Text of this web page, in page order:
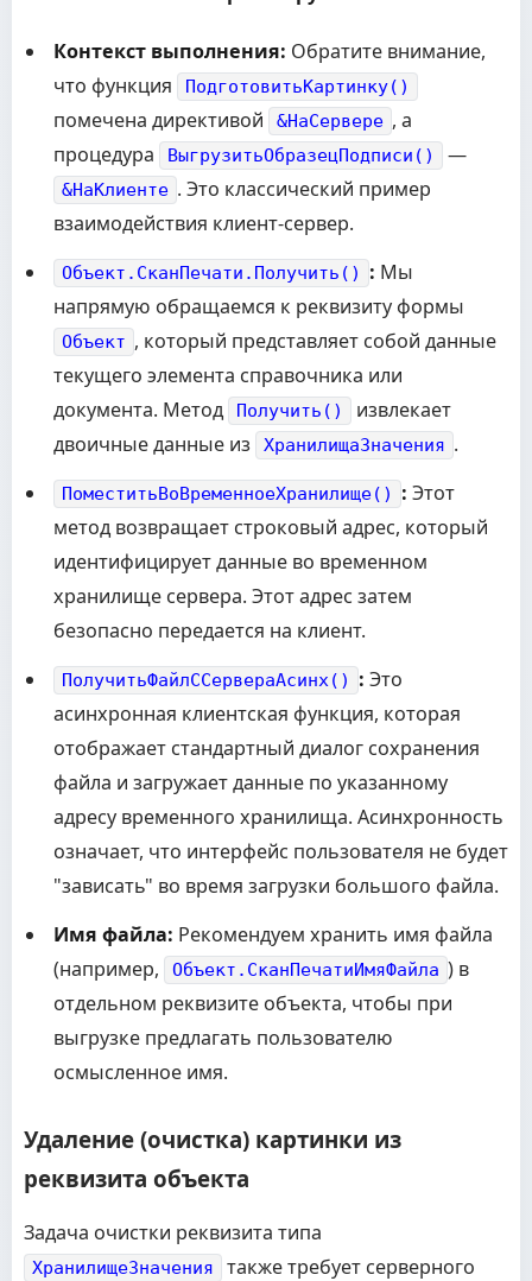
Контекст выполнения: Обратите внимание,
что функция
ПодготовитьКартинку()
помечена директивой &НаСервере , а
процедура
ВыгрузитьОбразецПодписи() —
&НаКлиенте . Это классический пример
взаимодействия клиент-сервер.
Объект.СканПечати.Получить() : Мы
напрямую обращаемся к реквизиту формы
Объект , который представляет собой данные
текущего элемента справочника или
документа. Метод
Получить()
извлекает
двоичные данные из
ХранилищаЗначения .
ПоместитьВоВременноеХранилище() : Этот
метод возвращает строковый адрес, который
идентифицирует данные во временном
хранилище сервера. Этот адрес затем
безопасно передается на клиент.
ПолучитьФайлССервераАсинх() : Это
асинхронная клиентская функция, которая
отображает стандартный диалог сохранения
файла и загружает данные по указанному
адресу временного хранилища. Асинхронность
означает, что интерфейс пользователя не будет
"зависать" во время загрузки большого файла.
Имя файла: Рекомендуем хранить имя файла
(например,
Объект.СканПечатиИмяФайла ) в
отдельном реквизите объекта, чтобы при
выгрузке предлагать пользователю
осмысленное имя.
Удаление (очистка) картинки из
реквизита объекта
Задача очистки реквизита типа
ХранилищеЗначения
также требует серверного